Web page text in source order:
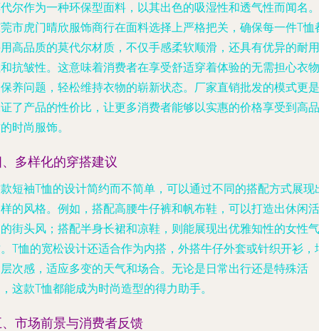
尔作为一种环保型面料，以其出色的吸湿性和透气性而闻名。
市虎门晴欣服饰商行在面料选择上严格把关，确保每一件T恤
高品质的莫代尔材质，不仅手感柔软顺滑，还具有优异的耐用
抗皱性。这意味着消费者在享受舒适穿着体验的无需担心衣物
养问题，轻松维持衣物的崭新状态。厂家直销批发的模式更是
了产品的性价比，让更多消费者能够以实惠的价格享受到高品
时尚服饰。
多样化的穿搭建议
短袖T恤的设计简约而不简单，可以通过不同的搭配方式展现
的风格。例如，搭配高腰牛仔裤和帆布鞋，可以打造出休闲活
街头风；搭配半身长裙和凉鞋，则能展现出优雅知性的女性气
T恤的宽松设计还适合作为内搭，外搭牛仔外套或针织开衫，
次感，适应多变的天气和场合。无论是日常出行还是特殊活
这款T恤都能成为时尚造型的得力助手。
市场前景与消费者反馈